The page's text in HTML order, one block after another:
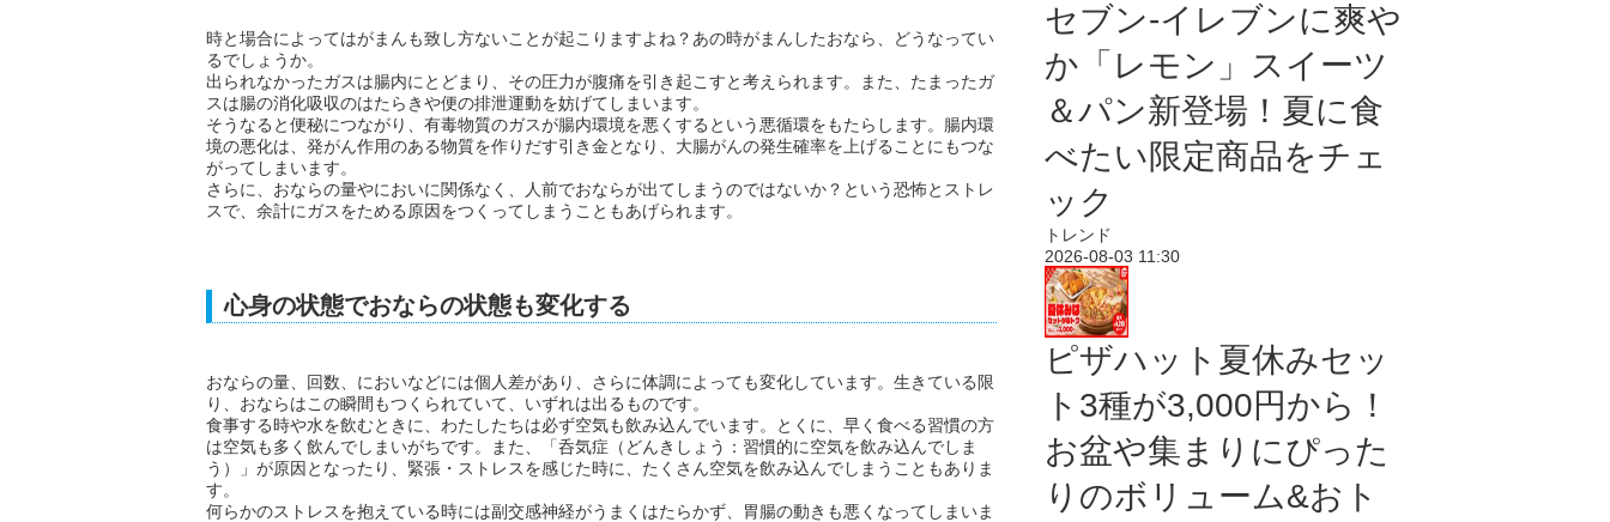
時と場合によってはがまんも致し方ないことが起こりますよね？あの時がまんしたおなら、どうなってい
るでしょうか。
出られなかったガスは腸内にとどまり、その圧力が腹痛を引き起こすと考えられます。また、たまったガ
スは腸の消化吸収のはたらきや便の排泄運動を妨げてしまいます。
そうなると便秘につながり、有毒物質のガスが腸内環境を悪くするという悪循環をもたらします。腸内環
境の悪化は、発がん作用のある物質を作りだす引き金となり、大腸がんの発生確率を上げることにもつな
がってしまいます。
さらに、おならの量やにおいに関係なく、人前でおならが出てしまうのではないか？という恐怖とストレ
スで、余計にガスをためる原因をつくってしまうこともあげられます。
心身の状態でおならの状態も変化する
おならの量、回数、においなどには個人差があり、さらに体調によっても変化しています。生きている限
り、おならはこの瞬間もつくられていて、いずれは出るものです。
食事する時や水を飲むときに、わたしたちは必ず空気も飲み込んでいます。とくに、早く食べる習慣の方
は空気も多く飲んでしまいがちです。また、「呑気症（どんきしょう：習慣的に空気を飲み込んでしま
う）」が原因となったり、緊張・ストレスを感じた時に、たくさん空気を飲み込んでしまうこともありま
す。
何らかのストレスを抱えている時には副交感神経がうまくはたらかず、胃腸の動きも悪くなってしまいま
セブン‐イレブンに爽や
か「レモン」スイーツ
＆パン新登場！夏に食
べたい限定商品をチェ
ック
トレンド
2026-08-03 11:30
ピザハット夏休みセッ
ト3種が3,000円から！
お盆や集まりにぴった
りのボリューム&おト